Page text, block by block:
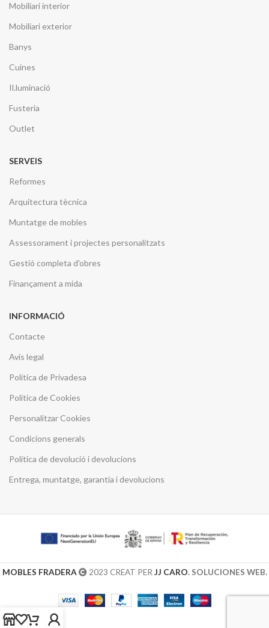
Mobiliari interior
Mobiliari exterior
Banys
Cuines
Il.luminació
Fusteria
Outlet
SERVEIS
Reformes
Arquitectura tècnica
Muntatge de mobles
Assessorament i projectes personalitzats
Gestió completa d'obres
Finançament a mida
INFORMACIÓ
Contacte
Avís legal
Política de Privadesa
Política de Cookies
Personalitzar Cookies
Condicions generals
Política de devolució i devolucions
Entrega, muntatge, garantia i devolucions
MOBLES FRADERA 2023 CREAT PER JJ CARO. SOLUCIONES WEB.